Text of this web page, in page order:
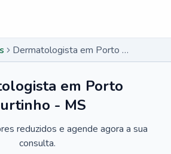
Dermatologista em Porto Murtinho - MS
em Porto
- MS
reduzidos e agende agora a sua
consulta.